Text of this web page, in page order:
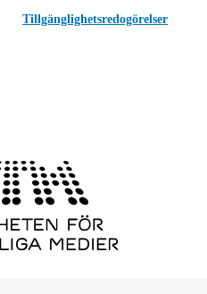
Tillgänglighetsredogörelser